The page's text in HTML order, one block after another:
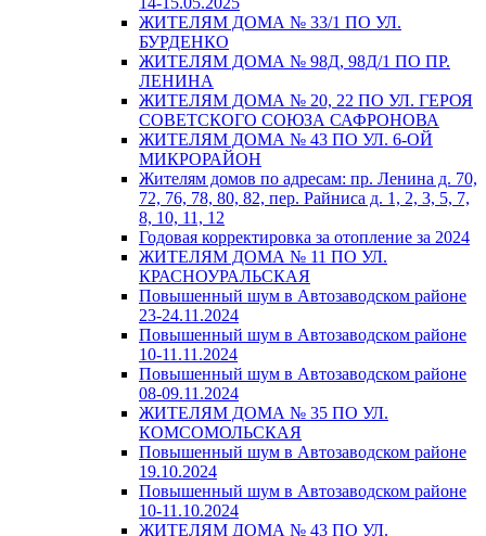
ЖИТЕЛЯМ ДОМА № 33/1 ПО УЛ.
БУРДЕНКО
ЖИТЕЛЯМ ДОМА № 98Д, 98Д/1 ПО ПР.
ЛЕНИНА
ЖИТЕЛЯМ ДОМА № 20, 22 ПО УЛ. ГЕРОЯ
СОВЕТСКОГО СОЮЗА САФРОНОВА
ЖИТЕЛЯМ ДОМА № 43 ПО УЛ. 6-ОЙ
МИКРОРАЙОН
Жителям домов по адресам: пр. Ленина д. 70,
72, 76, 78, 80, 82, пер. Райниса д. 1, 2, 3, 5, 7,
8, 10, 11, 12
Годовая корректировка за отопление за 2024
ЖИТЕЛЯМ ДОМА № 11 ПО УЛ.
КРАСНОУРАЛЬСКАЯ
Повышенный шум в Автозаводском районе
23-24.11.2024
Повышенный шум в Автозаводском районе
10-11.11.2024
Повышенный шум в Автозаводском районе
08-09.11.2024
ЖИТЕЛЯМ ДОМА № 35 ПО УЛ.
КОМСОМОЛЬСКАЯ
Повышенный шум в Автозаводском районе
19.10.2024
Повышенный шум в Автозаводском районе
10-11.10.2024
ЖИТЕЛЯМ ДОМА № 43 ПО УЛ.